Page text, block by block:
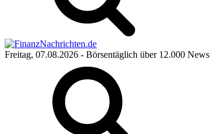
Freitag, 07.08.2026 - Börsentäglich über 12.000 News